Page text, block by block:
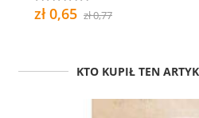
zł 0,65 zł 0,77
KTO KUPIŁ TEN